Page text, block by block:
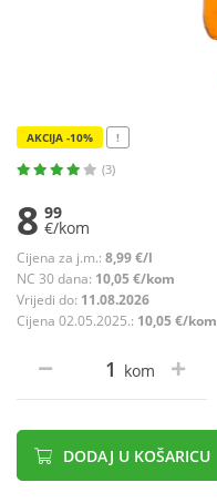
AKCIJA -10% !
(3)
8 99
€/kom
Cijena za j.m.: 8,99 €/l
NC 30 dana: 10,05 €/kom
Vrijedi do: 11.08.2026
Cijena 02.05.2025.: 10,05 €/kom
kom
DODAJ U KOŠARICU